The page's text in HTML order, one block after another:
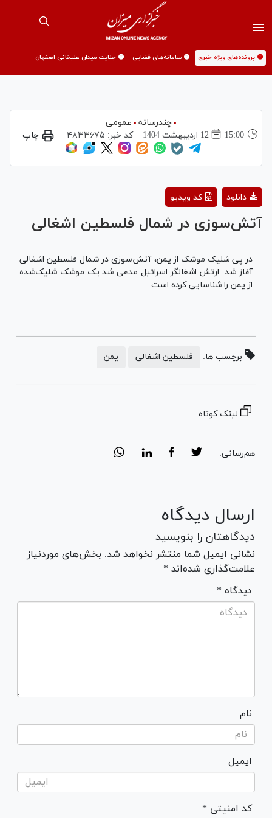
🟡 پرونده‌های ویژه خبری 🟡 سامانه‌های قضایی 🟡 جنایت میدان علیخانی اصفهان
چندرسانه
عمومی
15:00
12 ارديبهشت 1404 کد خبر: ۴۸۳۳۶۷۵ چاپ
Video
کد ویدیو دانلود
آتش‌سوزی در شمال فلسطین اشغالی
در پی شلیک موشک از یمن، آتش‌سوزی در شمال فلسطین اشغالی
آغاز شد. ارتش اشغالگر اسرائیل مدعی شد یک موشک شلیک‌شده
از یمن را شناسایی کرده است.
برچسب ها: فلسطین اشغالی یمن
لینک کوتاه
هم‌رسانی:
ارسال دیدگاه
دیدگاهتان را بنویسید
نشانی ایمیل شما منتشر نخواهد شد. بخش‌های موردنیاز
علامت‌گذاری شده‌اند *
* دیدگاه
نام
ایمیل
* کد امنیتی